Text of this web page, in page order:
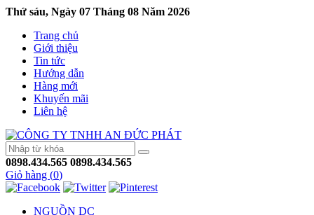
Thứ sáu, Ngày 07 Tháng 08 Năm 2026
Trang chủ
Giới thiệu
Tin tức
Hướng dẫn
Hàng mới
Khuyến mãi
Liên hệ
0898.434.565 0898.434.565
Giỏ hàng (0)
NGUỒN DC